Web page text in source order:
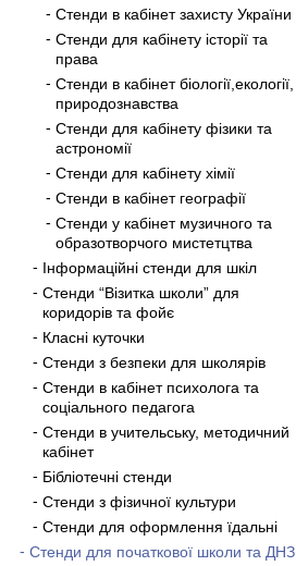
Стенди в кабінет захисту України
Стенди для кабінету історії та
права
Стенди в кабінет біології,екології,
природознавства
Стенди для кабінету фізики та
астрономії
Стенди для кабінету хімії
Стенди в кабінет географії
Стенди у кабінет музичного та
образотворчого мистетцтва
Інформаційні стенди для шкіл
Стенди “Візитка школи” для
коридорів та фойє
Класні куточки
Стенди з безпеки для школярів
Стенди в кабінет психолога та
соціального педагога
Стенди в учительську, методичний
кабінет
Бібліотечні стенди
Стенди з фізичної культури
Стенди для оформлення їдальні
Стенди для початкової школи та ДНЗ